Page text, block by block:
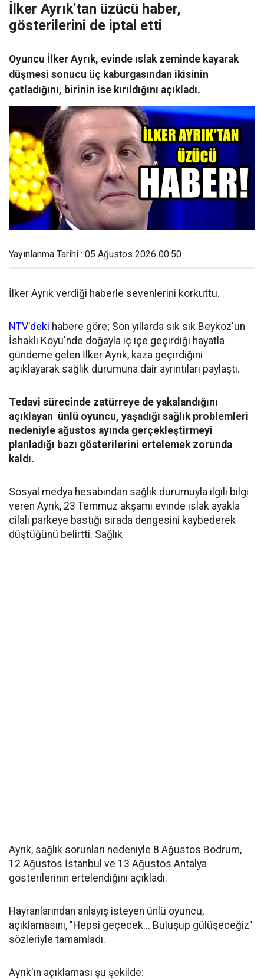
İlker Ayrık'tan üzücü haber,
gösterilerini de iptal etti
Oyuncu İlker Ayrık, evinde ıslak zeminde kayarak
düşmesi sonucu üç kaburgasından ikisinin
çatladığını, birinin ise kırıldığını açıkladı.
Yayınlanma Tarihi : 05 Ağustos 2026 00:50
İlker Ayrık verdiği haberle sevenlerini korkuttu.
NTV'deki habere göre; Son yıllarda sık sık Beykoz'un
İshaklı Köyü'nde doğayla iç içe geçirdiği hayatla
gündeme gelen İlker Ayrık, kaza geçirdiğini
açıklayarak sağlık durumuna dair ayrıntıları paylaştı.
Tedavi sürecinde zatürreye de yakalandığını
açıklayan ünlü oyuncu, yaşadığı sağlık problemleri
nedeniyle ağustos ayında gerçekleştirmeyi
planladığı bazı gösterilerini ertelemek zorunda
kaldı.
Sosyal medya hesabından sağlık durumuyla ilgili bilgi
veren Ayrık, 23 Temmuz akşamı evinde ıslak ayakla
cilalı parkeye bastığı sırada dengesini kaybederek
düştüğünü belirtti. Sağlık
Ayrık, sağlık sorunları nedeniyle 8 Ağustos Bodrum,
12 Ağustos İstanbul ve 13 Ağustos Antalya
gösterilerinin ertelendiğini açıkladı.
Hayranlarından anlayış isteyen ünlü oyuncu,
açıklamasını, "Hepsi geçecek... Buluşup gülüşeceğiz"
sözleriyle tamamladı.
Ayrık'ın açıklaması şu şekilde: